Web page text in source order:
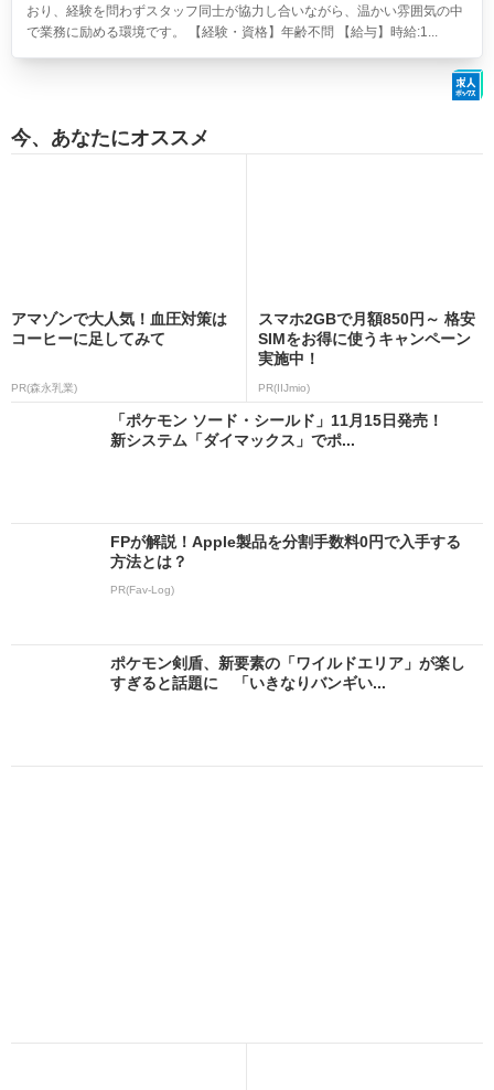
おり、経験を問わずスタッフ同士が協力し合いながら、温かい雰囲気の中
で業務に励める環境です。 【経験・資格】年齢不問 【給与】時給:1...
今、あなたにオススメ
アマゾンで大人気！血圧対策は
コーヒーに足してみて
PR(森永乳業)
スマホ2GBで月額850円～ 格安
SIMをお得に使うキャンペーン
実施中！
PR(IIJmio)
「ポケモン ソード・シールド」11月15日発売！
新システム「ダイマックス」でポ...
FPが解説！Apple製品を分割手数料0円で入手する
方法とは？
PR(Fav-Log)
ポケモン剣盾、新要素の「ワイルドエリア」が楽し
すぎると話題に 「いきなりバンギい...